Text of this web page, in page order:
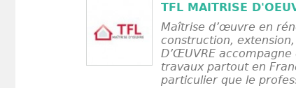
TFL MAITRISE
Maîtrise d’œuvre en
construction, extension,
D’ŒUVRE
travaux partout en
particulier que le